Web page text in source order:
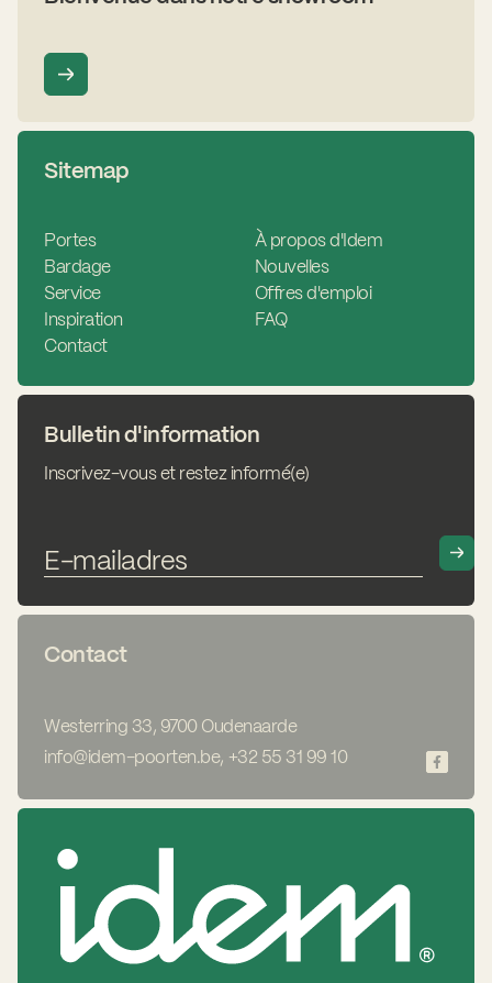
Sitemap
Portes
Bardage
Service
Inspiration
Contact
À propos d'Idem
Nouvelles
Offres d'emploi
FAQ
Bulletin d'information
Inscrivez-vous et restez informé(e)
Contact
Westerring 33, 9700 Oudenaarde
info@idem-poorten.be, +32 55 31 99 10